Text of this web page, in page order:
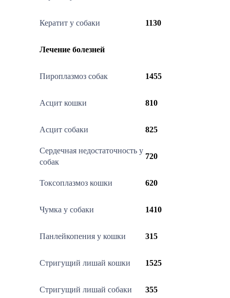
Кератит у собаки 1130
Лечение болезней
Пироплазмоз собак 1455
Асцит кошки 810
Асцит собаки 825
Сердечная недостаточность у
собак
720
Токсоплазмоз кошки 620
Чумка у собаки 1410
Панлейкопения у кошки 315
Стригущий лишай кошки 1525
Стригущий лишай собаки 355